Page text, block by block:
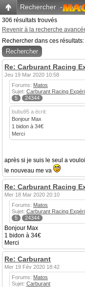
Rechercher -Home
306 résultats trouvés
Revenir à la recherche
Rechercher dans ces résultats:
Re: Carburant Racing
Jeu 19 Mar 2020 10:58
Forums: Matos
Sujet: Carburant Racing
5
24344
bubu95 a écrit:
Bonjour Max
1 bidon à 34€
Merci
après si je suis le seul a
le nouveau me va
Re: Carburant Racing
Mer 18 Mar 2020 20:10
Forums: Matos
Sujet: Carburant Racing
5
24344
Bonjour Max
1 bidon à 34€
Merci
Re: Carburant
Mer 19 Fév 2020 18:42
Forums: Matos
Sujet: Carburant